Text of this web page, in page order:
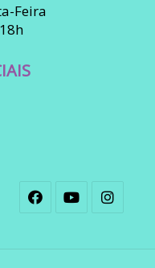
Feira